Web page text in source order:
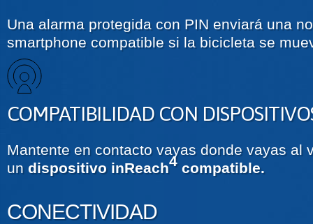
Una alarma protegida con PIN enviará una
smartphone compatible si la bicicleta se
COMPATIBILIDAD CON
Mantente en contacto vayas donde vayas al
un dispositivo inReach4 compatible.
CONECTIVIDAD